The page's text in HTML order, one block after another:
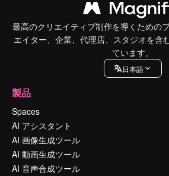
最高のクリエイティブ制作を導くための
エイター、企業、代理店、スタジオを含
ています。
日本語
製品
Spaces
AI アシスタント
AI 画像生成ツール
AI 動画生成ツール
AI 音声合成ツール